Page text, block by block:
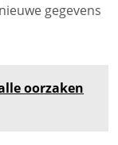
gegevens
oorzaken